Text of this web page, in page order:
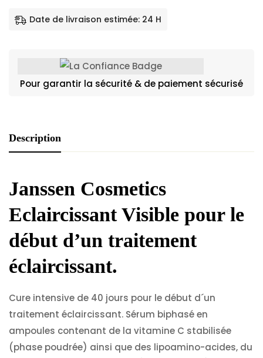
Date de livraison estimée: 24 H
Pour garantir la sécurité & de paiement sécurisé
Description
Janssen Cosmetics
Eclaircissant Visible pour le
début d’un traitement
éclaircissant.
Cure intensive de 40 jours pour le début d´un
traitement éclaircissant. Sérum biphasé en
ampoules contenant de la vitamine C stabilisée
(phase poudrée) ainsi que des lipoamino-acides, du